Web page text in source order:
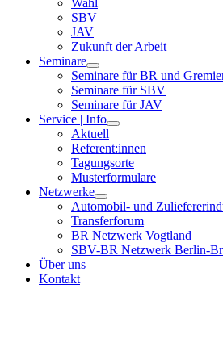
Wahl
SBV
JAV
Zukunft der Arbeit
Seminare
Seminare für BR und
Seminare für SBV
Seminare für JAV
Service | Info
Aktuell
Referent:innen
Tagungsorte
Musterformulare
Netzwerke
Automobil- und
Transferforum
BR Netzwerk Vogtland
SBV-BR Netzwerk Berlin-
Über uns
Kontakt